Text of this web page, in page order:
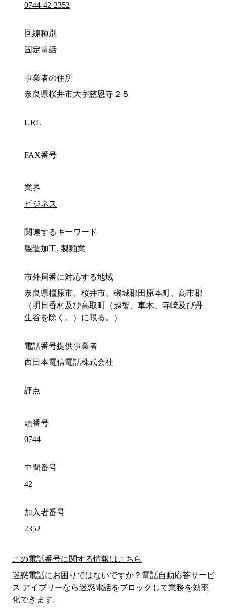
0744-42-2352
回線種別
固定電話
事業者の住所
奈良県桜井市大字慈恩寺２５
URL
FAX番号
業界
ビジネス
関連するキーワード
製造加工, 製麺業
市外局番に対応する地域
奈良県橿原市、桜井市、磯城郡田原本町、高市郡
（明日香村及び高取町（越智、車木、寺崎及び丹
生谷を除く。）に限る。）
電話番号提供事業者
西日本電信電話株式会社
評点
頭番号
0744
中間番号
42
加入者番号
2352
この電話番号に関する情報はこちら
迷惑電話にお困りではないですか？電話自動応答サービ
ス アイブリーなら迷惑電話をブロックして業務を効率
化できます。